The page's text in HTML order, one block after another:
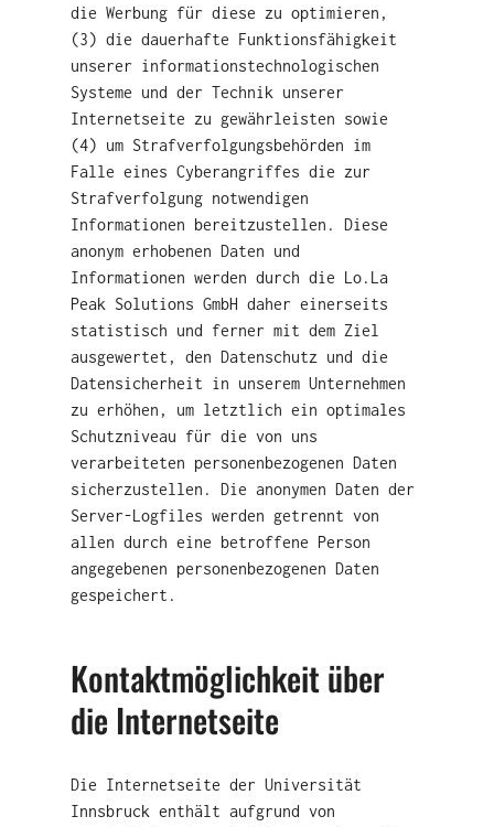
die Werbung für diese zu optimieren,
(3) die dauerhafte Funktionsfähigkeit
unserer informationstechnologischen
Systeme und der Technik unserer
Internetseite zu gewährleisten sowie
(4) um Strafverfolgungsbehörden im
Falle eines Cyberangriffes die zur
Strafverfolgung notwendigen
Informationen bereitzustellen. Diese
anonym erhobenen Daten und
Informationen werden durch die Lo.La
Peak Solutions GmbH daher einerseits
statistisch und ferner mit dem Ziel
ausgewertet, den Datenschutz und die
Datensicherheit in unserem Unternehmen
zu erhöhen, um letztlich ein optimales
Schutzniveau für die von uns
verarbeiteten personenbezogenen Daten
sicherzustellen. Die anonymen Daten der
Server-Logfiles werden getrennt von
allen durch eine betroffene Person
angegebenen personenbezogenen Daten
gespeichert.
Kontaktmöglichkeit über
die Internetseite
Die Internetseite der Universität
Innsbruck enthält aufgrund von